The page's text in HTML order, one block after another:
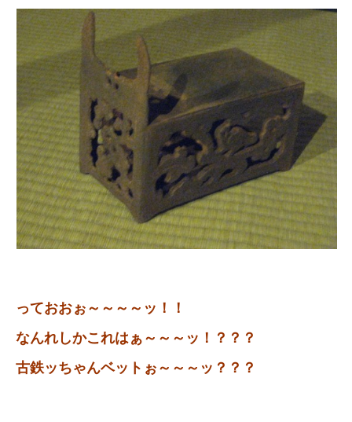
っておおぉ～～～～ッ！！
なんれしかこれはぁ～～～ッ！？？？
古鉄ッちゃんベットぉ～～～ッ？？？